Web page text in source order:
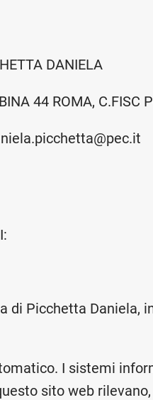
DANIELA
44 ROMA, C.FISC
di Picchetta Daniela,
I sistemi
sito web